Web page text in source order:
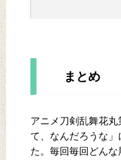
まとめ
アニメ刀剣乱舞花
て、なんだろうな
た。毎回毎回どん